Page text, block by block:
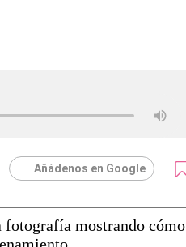
Añádenos en Google
fotografía mostrando cómo